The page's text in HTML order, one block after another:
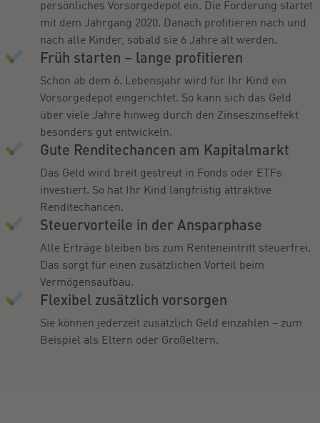
persönliches Vorsorgedepot ein. Die Förderung startet
mit dem Jahrgang 2020. Danach profitieren nach und
nach alle Kinder, sobald sie 6 Jahre alt werden.
Früh starten – lange profitieren
Schon ab dem 6. Lebensjahr wird für Ihr Kind ein
Vorsorgedepot eingerichtet. So kann sich das Geld
über viele Jahre hinweg durch den Zinseszinseffekt
besonders gut entwickeln.
Gute Renditechancen am Kapitalmarkt
Das Geld wird breit gestreut in Fonds oder ETFs
investiert. So hat Ihr Kind langfristig attraktive
Renditechancen.
Steuervorteile in der Ansparphase
Alle Erträge bleiben bis zum Renteneintritt steuerfrei.
Das sorgt für einen zusätzlichen Vorteil beim
Vermögensaufbau.
Flexibel zusätzlich vorsorgen
Sie können jederzeit zusätzlich Geld einzahlen – zum
Beispiel als Eltern oder Großeltern.